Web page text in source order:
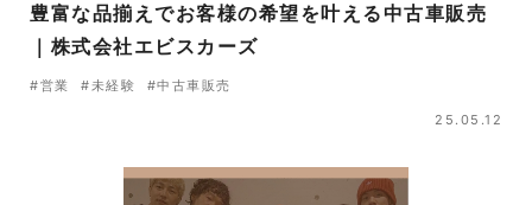
豊富な品揃えでお客様の希望を叶える中古車販売
｜株式会社エビスカーズ
#営業 #未経験 #中古車販売
25.05.12